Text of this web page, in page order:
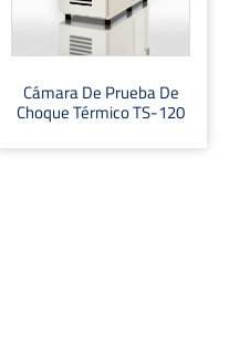
Cámara De Prueba De
Choque Térmico TS-120